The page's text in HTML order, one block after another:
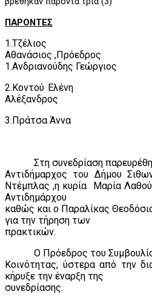
ΠΑΡΟΝΤΕΣ
1.Τζέλιος
Αθανάσιος ,Πρόεδρος
1.Ανδριανούδης Γεώργιος
2.Κοντού Ελένη
Αλέξανδρος
3.Πράτσα Άννα
Στη συνεδρίαση
Αντιδήμαρχος του Δήμου
Ντέμπλας ,η κυρία
Μαρία
Αντιδημάρχου
καθώς και ο Παραλίκας
για την τήρηση των
πρακτικών.
Ο Πρόεδρος του
Κοινότητας, ύστερα από την
κήρυξε την έναρξη της
συνεδρίασης.